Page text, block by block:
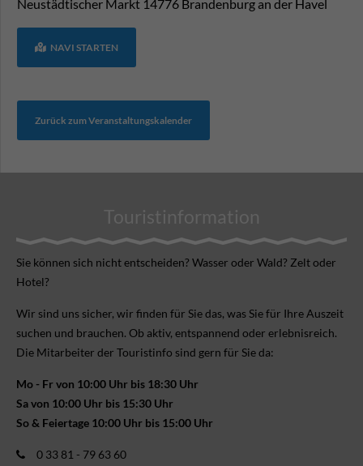
Neustädtischer Markt 14776 Brandenburg an der Havel
NAVI STARTEN
Zurück zum Veranstaltungskalender
Touristinformation
Sie können sich nicht ent­scheiden? Wasser oder Wald? Zelt oder
Hotel?
Wir sind uns sicher, wir finden für Sie das, was Sie für Ihre Aus­zeit
suchen und brauchen. Ob aktiv, ent­spannend oder erlebnis­reich.
Die Mitarbeiter der Touristinfo sind gern für Sie da:
Mo - Fr von 10:00 Uhr bis 18:30 Uhr
Sa von 10:00 Uhr bis 15:30 Uhr
So & Feiertage 10:00 Uhr bis 15:00 Uhr
0 33 81 - 79 63 60